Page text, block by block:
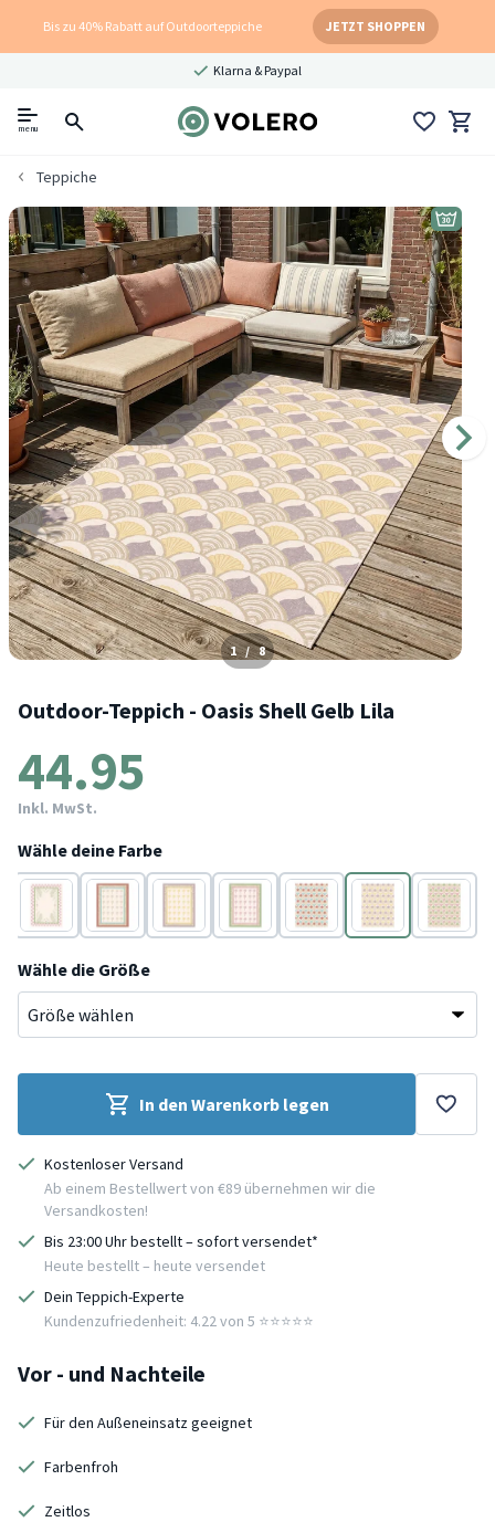
Bis zu 40% Rabatt auf Outdoorteppiche JETZT SHOPPEN
Klarna & Paypal
menu
Teppiche
1 / 8
Outdoor-Teppich - Oasis Shell Gelb Lila
44.95
Inkl. MwSt.
Wähle deine Farbe
Rot Lila Gelb Lila Blau Gelb
Rosa
Wähle die Größe
In den Warenkorb legen
Kostenloser Versand
Ab einem Bestellwert von €89 übernehmen wir die
Versandkosten!
Bis 23:00 Uhr bestellt – sofort versendet*
Heute bestellt – heute versendet
Dein Teppich-Experte
Kundenzufriedenheit: 4.22 von 5 ⭐️⭐️⭐️⭐️⭐️
Vor - und Nachteile
Für den Außeneinsatz geeignet
Farbenfroh
Zeitlos